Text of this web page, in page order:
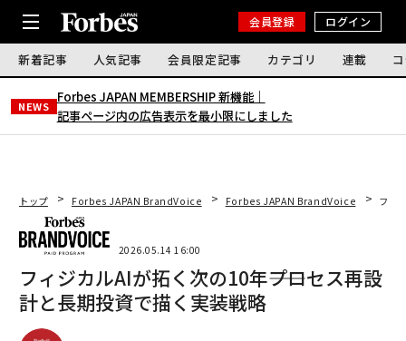
会員登録 ログイン
新着記事 人気記事 会員限定記事 カテゴリ 連載
NEWS
Forbes JAPAN MEMBERSHIP 新機能｜
記事ページ内の広告表示を最小限にしました
トップ Forbes JAPAN BrandVoice Forbes JAPAN BrandVoice フィ
2026.05.14 16:00
フィジカルAIが拓く次の10年――プロセス再設
計と長期投資で描く実装戦略